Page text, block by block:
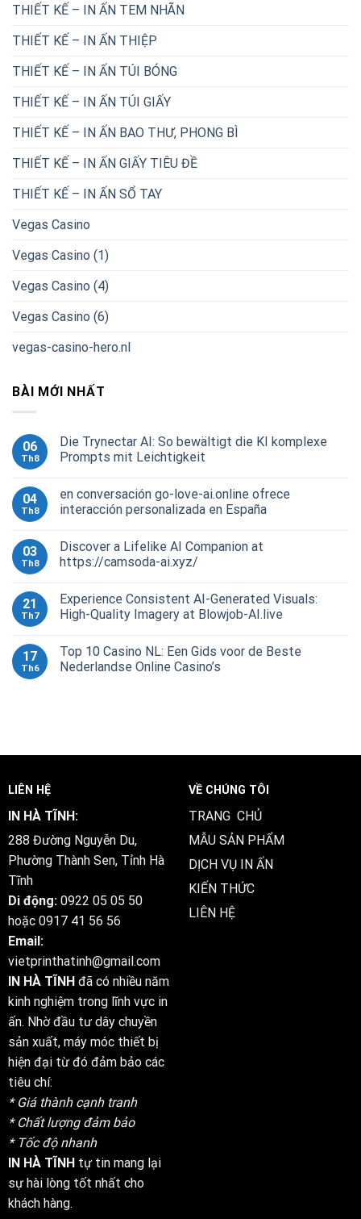
THIẾT KẾ – IN ẤN TEM NHÃN
THIẾT KẾ – IN ẤN THIỆP
THIẾT KẾ – IN ẤN TÚI BÓNG
THIẾT KẾ – IN ẤN TÚI GIẤY
THIẾT KẾ – IN ẤN BAO THƯ, PHONG BÌ
THIẾT KẾ – IN ẤN GIẤY TIÊU ĐỀ
THIẾT KẾ – IN ẤN SỔ TAY
Vegas Casino
Vegas Casino (1)
Vegas Casino (4)
Vegas Casino (6)
vegas-casino-hero.nl
BÀI MỚI NHẤT
06
Th8
Die Trynectar AI: So bewältigt die KI komplexe
Prompts mit Leichtigkeit
04
Th8
en conversación go-love-ai.online ofrece
interacción personalizada en España
03
Th8
Discover a Lifelike AI Companion at
https://camsoda-ai.xyz/
21
Th7
Experience Consistent AI-Generated Visuals:
High-Quality Imagery at Blowjob-AI.live
17
Th6
Top 10 Casino NL: Een Gids voor de Beste
Nederlandse Online Casino’s
LIÊN HỆ
IN HÀ TĨNH:
288 Đường Nguyễn Du,
Phường Thành Sen, Tỉnh Hà
Tĩnh
Di động: 0922 05 05 50
hoặc 0917 41 56 56
Email:
vietprinthatinh@gmail.com
IN HÀ TĨNH đã có nhiều năm
kinh nghiệm trong lĩnh vực in
ấn. Nhờ đầu tư dây chuyền
sản xuất, máy móc thiết bị
hiện đại từ đó đảm bảo các
tiêu chí:
* Giá thành cạnh tranh
* Chất lượng đảm bảo
* Tốc độ nhanh
IN HÀ TĨNH tự tin mang lại
sự hài lòng tốt nhất cho
khách hàng.
VỀ CHÚNG TÔI
TRANG CHỦ
MẪU SẢN PHẨM
DỊCH VỤ IN ẤN
KIẾN THỨC
LIÊN HỆ